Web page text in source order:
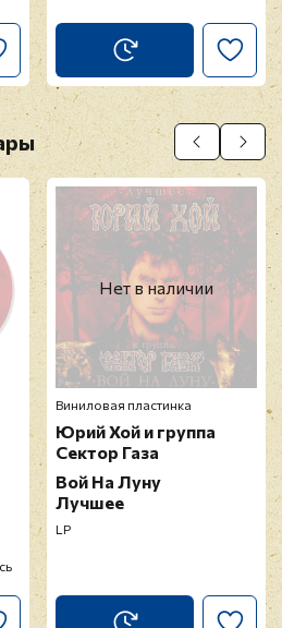
Нет в наличии
Виниловая пластинка
Юрий Хой и группа
Сектор Газа
Вой На Луну
Лучшее
LP